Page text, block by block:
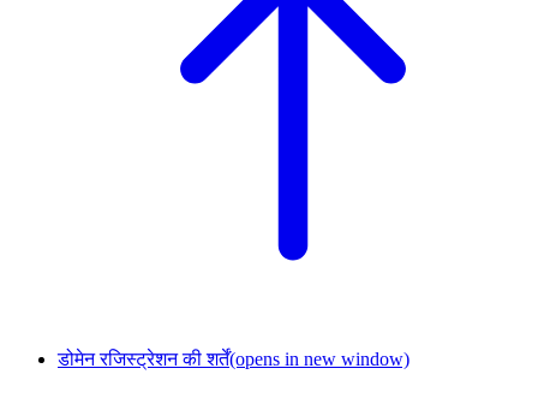
डोमेन रजिस्ट्रेशन की शर्तें(opens in new window)